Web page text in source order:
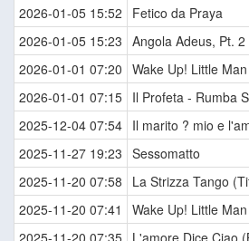
2026-01-05 15:52
Fetico da Praya
2026-01-05 15:23 Angola Adeus, Pt. 2
2026-01-01 07:20 Wake Up! Little Man
2026-01-01 07:15 Il Profeta - Rumba
2025-12-04 07:54 Il marito ? mio e
2025-11-27 19:23 Sessomatto
2025-11-20 07:58
La Strizza Tango
2025-11-20 07:41
Wake Up! Little Man